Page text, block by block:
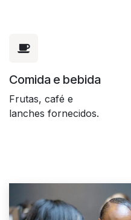
Comida e bebida
Frutas, café e
lanches fornecidos.